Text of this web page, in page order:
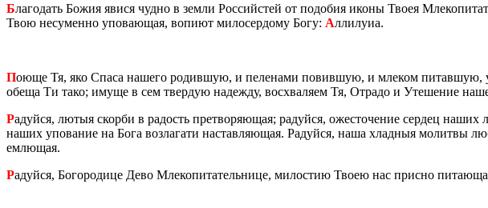
Бла­го­дать Божия явися чудно в земли Рос­сий­стей от по­до­бия иконы Твоея
Твою несу­мен­но упо­ва­ю­щая, во­пи­ют ми­ло­сер­до­му Богу: Алли­лу­иа.
Поюще Тя, яко Спаса на­ше­го ро­див­шую, и пе­ле­на­ми по­вив­шую, и мле­ком пи­тав­шую,
обеща Ти тако; имуще в сем твер­дую на­деж­ду, вос­хва­ля­ем Тя, От­ра­до и Уте­ше­ние
Радуй­ся, лютыя скор­би в ра­дость пре­тво­ря­ю­щая; ра­дуй­ся, оже­сто­че­ние сер­дец
наших упо­ва­ние на Бога воз­ла­га­ти на­став­ля­ю­щая. Ра­дуй­ся, наша хлад­ныя
ем­лю­щая.
Радуй­ся, Бо­го­ро­ди­це Дево Мле­ко­пи­та­тель­ни­це, ми­ло­стию Твоею нас прис­но